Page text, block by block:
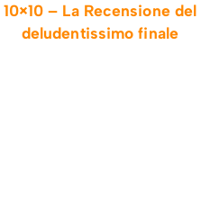
10×10 – La Recensione del
deludentissimo finale